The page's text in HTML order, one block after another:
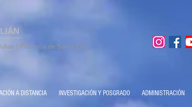
| Provincia de Santa Cruz
A DISTANCIA INVESTIGACIÓN Y POSGRADO ADMINISTRACIÓN